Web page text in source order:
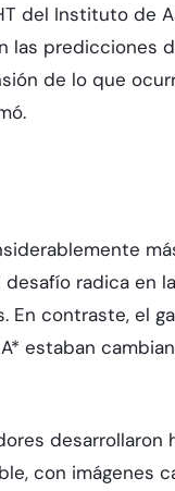
del Instituto de
predicciones
de lo que
radica en
contraste, el
estaban
con imágenes